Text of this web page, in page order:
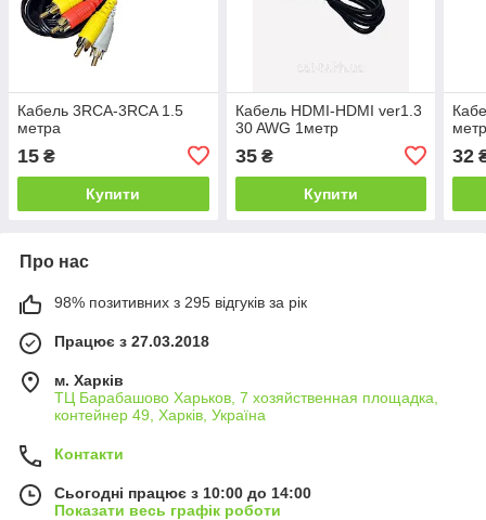
Кабель 3RCA-3RCA 1.5
метра
15 ₴
Купити
Кабель HDMI-HDMI ver1.3
30 AWG 1метр
35₴
Купити
32
Про нас
98% позитивних з 295 відгуків за рік
Працює з 27.03.2018
м. Харків
ТЦ Барабашово Харьков, 7 хозяйственная площадка,
контейнер 49, Харків, Україна
Контакти
Сьогодні працює з 10:00 до 14:00
Показати весь графік роботи